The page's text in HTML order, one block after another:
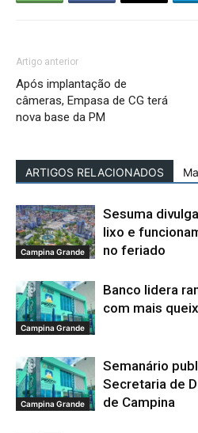
Artigo anterior
Após implantação de
câmeras, Empasa de CG terá
nova base da PM
ARTIGOS RELACIONADOS
Campina Grande
Sesuma
lixo e
no feriado
Campina Grande
Banco lidera
com mais
Campina Grande
Semanário
Secretaria de
de Campina